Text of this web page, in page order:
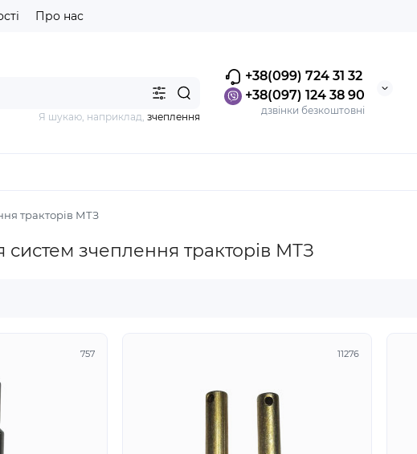
Про нас
+38(099) 724 31 32
+38(097) 124 38 90
дзвінки безкоштовні
Я шукаю, наприклад, зчеплення
тракторів МТЗ
систем зчеплення тракторів МТЗ
757 11276